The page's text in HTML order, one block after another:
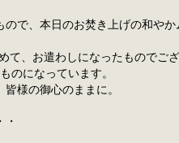
で、本日のお焚き上げの和やか
て、お遣わしになったものでござ
のになっています。
様の御心のままに。